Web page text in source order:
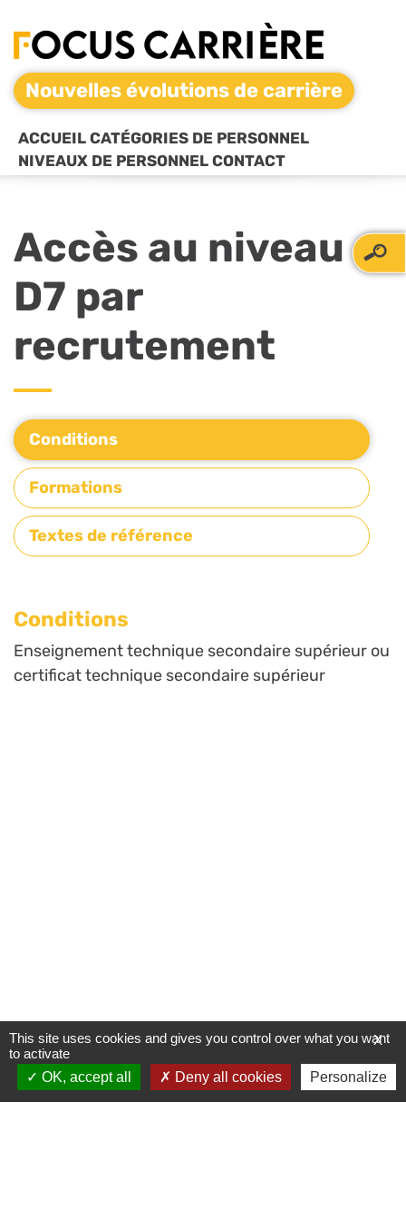
Nouvelles évolutions de carrière
ACCUEIL CATÉGORIES DE PERSONNEL
NIVEAUX DE PERSONNEL CONTACT
Accès au niveau
D7 par
recrutement
Conditions
Formations
Textes de référence
Conditions
Enseignement technique secondaire supérieur ou
certificat technique secondaire supérieur
X
This site uses cookies and gives you control over what you want
to activate
OK, accept all
Deny all cookies Personalize